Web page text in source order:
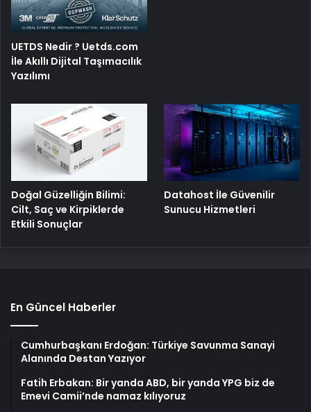
UETDS Nedir ? Uetds.com
İle Akıllı Dijital Taşımacılık
Yazılımı
Doğal Güzelliğin Bilimi:
Cilt, Saç ve Kirpiklerde
Etkili Sonuçlar
Datahost İle Güvenilir
Sunucu Hizmetleri
En Güncel Haberler
Cumhurbaşkanı Erdoğan: Türkiye Savunma Sanayi
Alanında Destan Yazıyor
Fatih Erbakan: Bir yanda ABD, bir yanda YPG biz de
Emevi Camii’nde namaz kılıyoruz